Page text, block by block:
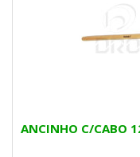
ANCINHO C/CABO